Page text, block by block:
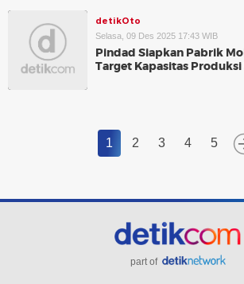
detikOto
Selasa, 09 Des 2025 17:43 WIB
Pindad Siapkan Pabrik
Target Kapasitas
1 2 3 4 5
part of